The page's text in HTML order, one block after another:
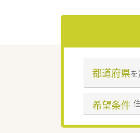
都道府県
希望条件